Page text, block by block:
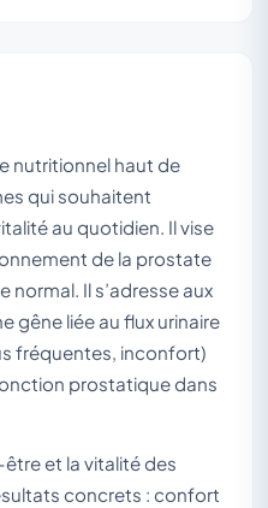
nutritionnel haut de
qui souhaitent
au quotidien. Il vise
de la prostate
normal. Il s’adresse aux
gêne liée au flux urinaire
fréquentes, inconfort)
prostatique dans
et la vitalité des
concrets : confort